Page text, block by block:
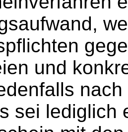
und
sei lediglich